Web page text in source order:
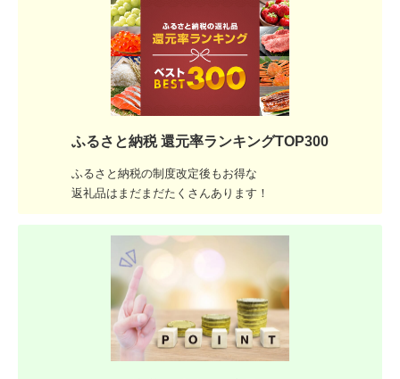
ふるさと納税 還元率ランキングTOP300
ふるさと納税の制度改定後もお得な
返礼品はまだまだたくさんあります！